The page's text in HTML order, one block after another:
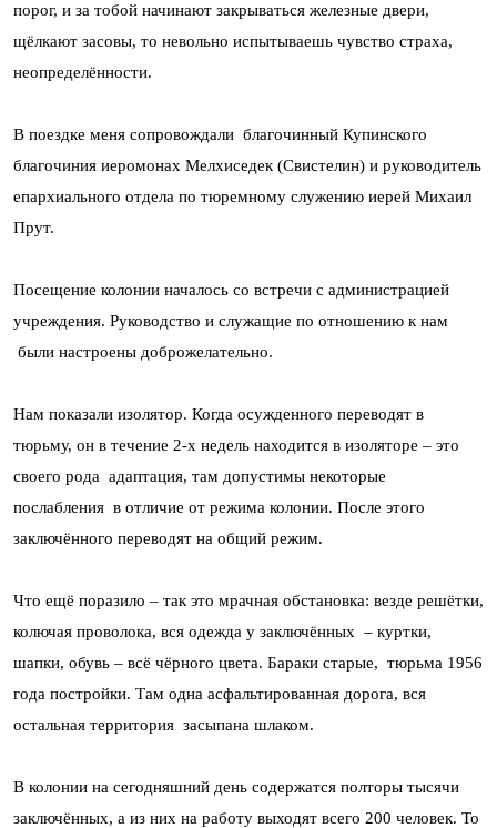
порог, и за тобой начинают закрываться железные двери,
щёлкают засовы, то невольно испытываешь чувство страха,
неопределённости.
В поездке меня сопровождали благочинный Купинского
благочиния иеромонах Мелхиседек (Свистелин) и руководитель
епархиального отдела по тюремному служению иерей Михаил
Прут.
Посещение колонии началось со встречи с администрацией
учреждения. Руководство и служащие по отношению к нам
были настроены доброжелательно.
Нам показали изолятор. Когда осужденного переводят в
тюрьму, он в течение 2-х недель находится в изоляторе – это
своего рода адаптация, там допустимы некоторые
послабления в отличие от режима колонии. После этого
заключённого переводят на общий режим.
Что ещё поразило – так это мрачная обстановка: везде решётки,
колючая проволока, вся одежда у заключённых – куртки,
шапки, обувь – всё чёрного цвета. Бараки старые, тюрьма 1956
года постройки. Там одна асфальтированная дорога, вся
остальная территория засыпана шлаком.
В колонии на сегодняшний день содержатся полторы тысячи
заключённых, а из них на работу выходят всего 200 человек. То